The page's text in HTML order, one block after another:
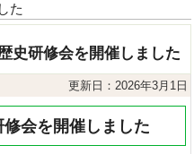
た
史研修会を開催しました
更新日：2026年3月1日
会を開催しました